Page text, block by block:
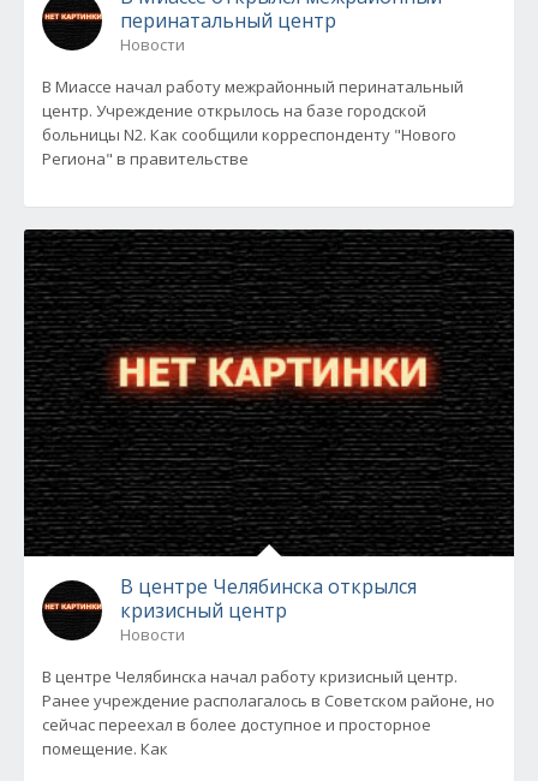
перинатальный центр
Новости
В Миассе начал работу межрайонный перинатальный
центр. Учреждение открылось на базе городской
больницы N2. Как сообщили корреспонденту "Нового
Региона" в правительстве
В центре Челябинска открылся
кризисный центр
Новости
В центре Челябинска начал работу кризисный центр.
Ранее учреждение располагалось в Советском районе, но
сейчас переехал в более доступное и просторное
помещение. Как